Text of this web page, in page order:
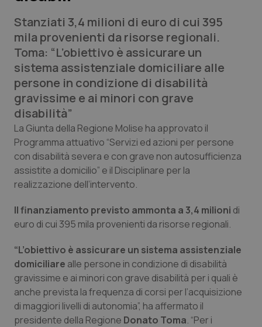
Lettere al direttore
Edizioni Regionali
QS Pro
Professionisti Sanitari.AI
Abruzzo
Basilicata
Campania
Emilia-Romagna
Friuli Venezia Giulia
Lazio
QS Pro Gold
Artrite & artrosi
Car-T
Colesterolo & coronaropatie
Dermatite Atopica
Diabete & glucometri
QS Club Newsletter
Stanziati 3,4 milioni di euro di cui 395
mila provenienti da risorse regionali.
Toma: “L’obiettivo è assicurare un
sistema assistenziale domiciliare alle
persone in condizione di disabilità
gravissime e ai minori con grave
disabilità”
La Giunta della Regione Molise ha approvato il
Programma attuativo “Servizi ed azioni per persone
con disabilità severa e con grave non autosufficienza
assistite a domicilio” e il Disciplinare per la
realizzazione dell’intervento.
Il finanziamento previsto ammonta a 3,4 milioni di
euro di cui 395 mila provenienti da risorse regionali.
“L’obiettivo è assicurare un sistema assistenziale
domiciliare alle persone in condizione di disabilità
gravissime e ai minori con grave disabilità per i quali è
anche prevista la frequenza di corsi per l’acquisizione
di maggiori livelli di autonomia”, ha affermato il
presidente della Regione Donato Toma. “Per i